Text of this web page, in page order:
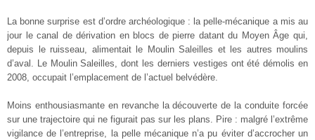
La bonne surprise est d’ordre archéologique : la pelle-mécanique a mis au
jour le canal de dérivation en blocs de pierre datant du Moyen Âge qui,
depuis le ruisseau, alimentait le Moulin Saleilles et les autres moulins
d’aval. Le Moulin Saleilles, dont les derniers vestiges ont été démolis en
2008, occupait l’emplacement de l’actuel belvédère.
Moins enthousiasmante en revanche la découverte de la conduite forcée
sur une trajectoire qui ne figurait pas sur les plans. Pire : malgré l’extrême
vigilance de l’entreprise, la pelle mécanique n’a pu éviter d’accrocher un